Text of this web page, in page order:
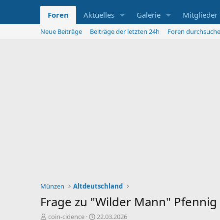
Foren Aktuelles Galerie Mitglieder
Neue Beiträge Beiträge der letzten 24h Foren
Münzen Altdeutschland
Frage zu "Wilder Mann" Pfennig
E
coin-cidence
E
22.03.2026